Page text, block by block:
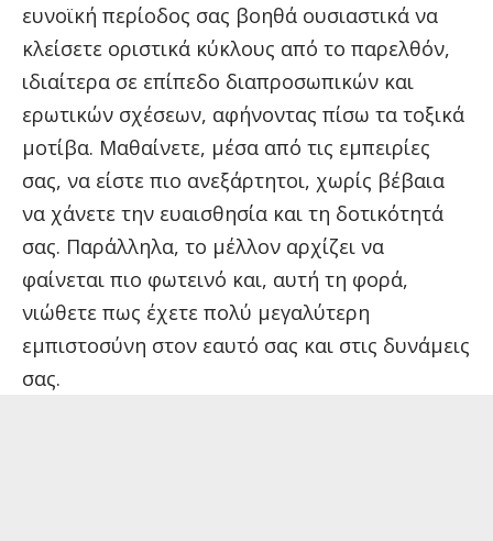
ευνοϊκή περίοδος σας βοηθά ουσιαστικά να
κλείσετε οριστικά κύκλους από το παρελθόν,
ιδιαίτερα σε επίπεδο διαπροσωπικών και
ερωτικών σχέσεων, αφήνοντας πίσω τα τοξικά
μοτίβα. Μαθαίνετε, μέσα από τις εμπειρίες
σας, να είστε πιο ανεξάρτητοι, χωρίς βέβαια
να χάνετε την ευαισθησία και τη δοτικότητά
σας. Παράλληλα, το μέλλον αρχίζει να
φαίνεται πιο φωτεινό και, αυτή τη φορά,
νιώθετε πως έχετε πολύ μεγαλύτερη
εμπιστοσύνη στον εαυτό σας και στις δυνάμεις
σας.